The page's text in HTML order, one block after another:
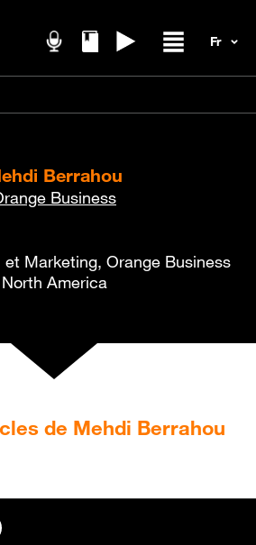
Berrahou
Business
Marketing, Orange Business
North America
de Mehdi Berrahou
nous sur LinkedIn
nous sur X